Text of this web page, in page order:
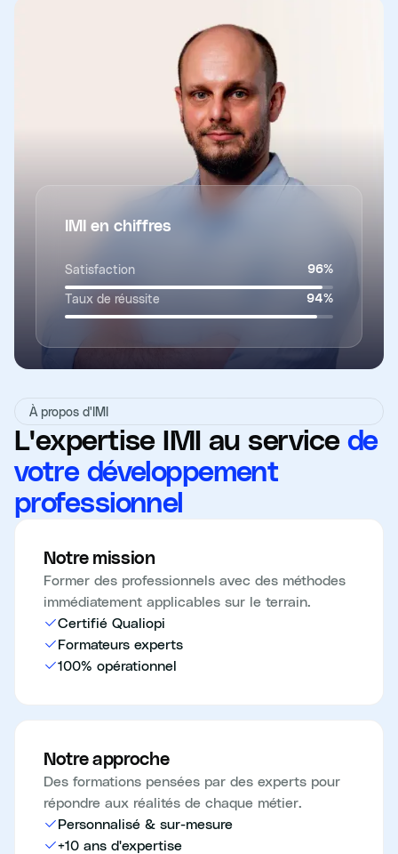
IMI en chiffres
Satisfaction 96%
Taux de réussite 94%
À propos d'IMI
L'expertise IMI au service de
votre développement
professionnel
Notre mission
Former des professionnels avec des méthodes
immédiatement applicables sur le terrain.
Certifié Qualiopi
Formateurs experts
100% opérationnel
Notre approche
Des formations pensées par des experts pour
répondre aux réalités de chaque métier.
Personnalisé & sur-mesure
+10 ans d'expertise